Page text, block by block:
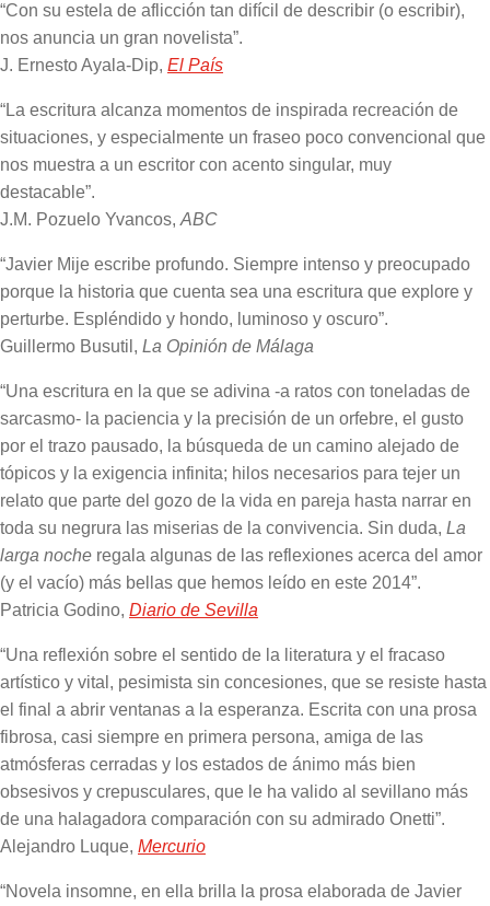
“Con su estela de aflicción tan difícil de describir (o escribir),
nos anuncia un gran novelista”.
J. Ernesto Ayala-Dip, El País
“La escritura alcanza momentos de inspirada recreación de
situaciones, y especialmente un fraseo poco convencional que
nos muestra a un escritor con acento singular, muy
destacable”.
J.M. Pozuelo Yvancos, ABC
“Javier Mije escribe profundo. Siempre intenso y preocupado
porque la historia que cuenta sea una escritura que explore y
perturbe. Espléndido y hondo, luminoso y oscuro”.
Guillermo Busutil, La Opinión de Málaga
“Una escritura en la que se adivina -a ratos con toneladas de
sarcasmo- la paciencia y la precisión de un orfebre, el gusto
por el trazo pausado, la búsqueda de un camino alejado de
tópicos y la exigencia infinita; hilos necesarios para tejer un
relato que parte del gozo de la vida en pareja hasta narrar en
toda su negrura las miserias de la convivencia. Sin duda, La
larga noche regala algunas de las reflexiones acerca del amor
(y el vacío) más bellas que hemos leído en este 2014”.
Patricia Godino, Diario de Sevilla
“Una reflexión sobre el sentido de la literatura y el fracaso
artístico y vital, pesimista sin concesiones, que se resiste hasta
el final a abrir ventanas a la esperanza. Escrita con una prosa
fibrosa, casi siempre en primera persona, amiga de las
atmósferas cerradas y los estados de ánimo más bien
obsesivos y crepusculares, que le ha valido al sevillano más
de una halagadora comparación con su admirado Onetti”.
Alejandro Luque, Mercurio
“Novela insomne, en ella brilla la prosa elaborada de Javier